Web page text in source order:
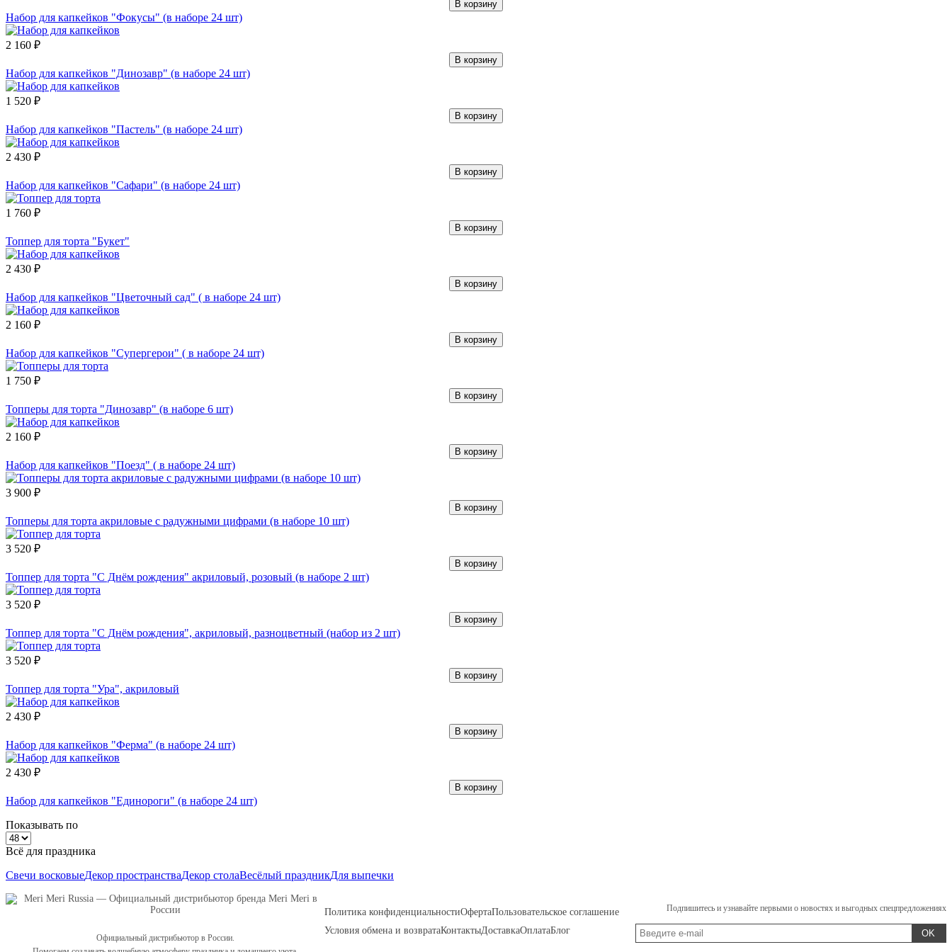
В корзину
Набор для капкейков "Фокусы" (в наборе 24 шт)
2 160 ₽
В корзину
Набор для капкейков "Динозавр" (в наборе 24 шт)
1 520 ₽
В корзину
Набор для капкейков "Пастель" (в наборе 24 шт)
2 430 ₽
В корзину
Набор для капкейков "Сафари" (в наборе 24 шт)
1 760 ₽
В корзину
Топпер для торта "Букет"
2 430 ₽
В корзину
Набор для капкейков "Цветочный сад" ( в наборе 24 шт)
2 160 ₽
В корзину
Набор для капкейков "Супергерои" ( в наборе 24 шт)
1 750 ₽
В корзину
Топперы для торта "Динозавр" (в наборе 6 шт)
2 160 ₽
В корзину
Набор для капкейков "Поезд" ( в наборе 24 шт)
3 900 ₽
В корзину
Топперы для торта акриловые с радужными цифрами (в наборе 10 шт)
3 520 ₽
В корзину
Топпер для торта "С Днём рождения" акриловый, розовый (в наборе 2 шт)
3 520 ₽
В корзину
Топпер для торта "С Днём рождения", акриловый, разноцветный (набор из 2 шт)
3 520 ₽
В корзину
Топпер для торта "Ура", акриловый
2 430 ₽
В корзину
Набор для капкейков "Ферма" (в наборе 24 шт)
2 430 ₽
В корзину
Набор для капкейков "Единороги" (в наборе 24 шт)
Показывать по
Всё для праздника
Свечи восковыеДекор пространстваДекор столаВесёлый праздникДля выпечки
Официальный дистрибьютор в России.
Политика конфиденциальностиОфертаПользовательское соглашение
Условия обмена и возвратаКонтактыДоставкаОплатаБлог
Подпишитесь и узнавайте первыми о новостях и выгодных спецпредложениях
OK